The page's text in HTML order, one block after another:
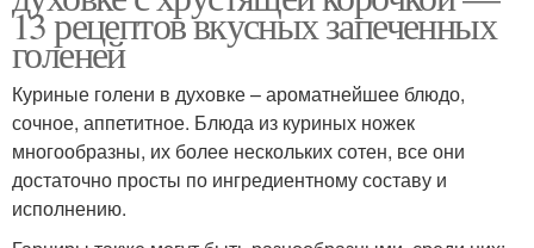
13 рецептов вкусных запеченных
голеней
Куриные голени в духовке – ароматнейшее блюдо,
сочное, аппетитное. Блюда из куриных ножек
многообразны, их более нескольких сотен, все они
достаточно просты по ингредиентному составу и
исполнению.